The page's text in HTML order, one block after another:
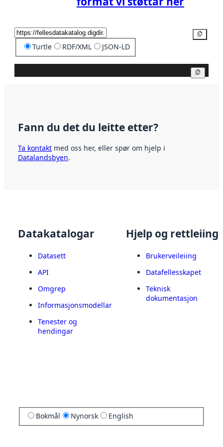
Turtle RDF/XML JSON-LD
Fann du det du leitte etter?
Ta kontakt med oss her, eller spør om hjelp i
Datalandsbyen.
Datakatalogar
Datasett
API
Omgrep
Informasjonsmodellar
Tenester og
hendingar
Hjelp og rettleiing
Brukerveileiing
Datafellesskapet
Teknisk
dokumentasjon
Bokmål Nynorsk English